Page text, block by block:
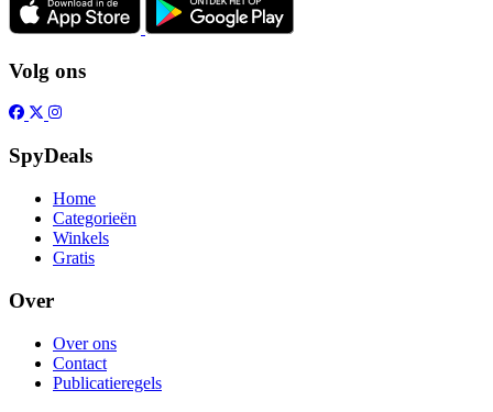
Volg ons
SpyDeals
Home
Categorieën
Winkels
Gratis
Over
Over ons
Contact
Publicatieregels